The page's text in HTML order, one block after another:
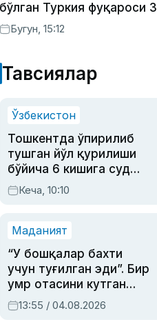
бўлган Туркия фуқароси 3
йилга қамалди
Бугун, 15:12
Тавсиялар
Ўзбекистон
Тошкентда ўпирилиб
тушган йўл қурилиши
бўйича 6 кишига суд
ҳукми ўқилди
Кеча, 10:10
Маданият
“У бошқалар бахти
учун туғилган эди”. Бир
умр отасини кутган
актриса ва дубльяж
устаси Римма
13:55 / 04.08.2026